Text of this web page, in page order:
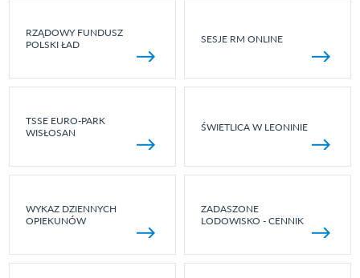
RZĄDOWY FUNDUSZ
POLSKI ŁAD
SESJE RM ONLINE
TSSE EURO-PARK
WISŁOSAN
ŚWIETLICA W LEONINIE
WYKAZ DZIENNYCH
OPIEKUNÓW
ZADASZONE
LODOWISKO - CENNIK